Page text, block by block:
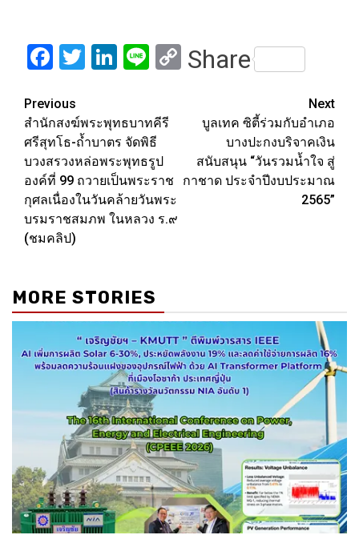
Facebook
Twitter
LinkedIn
LineCopy
Share
Post
navigation
Previous
สำนักสงฆ์พระพุทธบาทคีรี
ศรีสุทโธ-ถ้ำบาตร จัดพิธี
บวงสรวงหล่อพระพุทธรูป
องค์ที่ 99 ถวายเป็นพระราช
กุศลเนื่องในวันคล้ายวันพระ
บรมราชสมภพ ในหลวง ร.๙
(ชมคลิป)
Next
บูลเทค ซิตี้ร่วมกับอำเภอ
บางปะกงบริจาคเงิน
สนับสนุน “วันรวมน้ำใจ สู่
กาชาด ประจำปีงบประมาณ
2565”
MORE STORIES